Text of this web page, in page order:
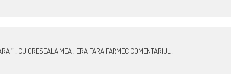
” ! CU GRESEALA MEA , ERA FARA FARMEC COMENTARIUL !